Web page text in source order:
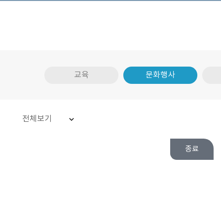
교육 문화행사
전체보기
종료